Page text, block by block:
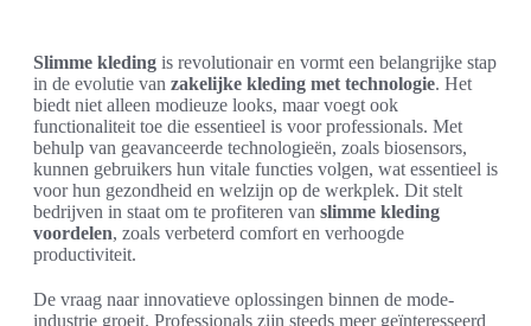
Slimme kleding is revolutionair en vormt een belangrijke stap
in de evolutie van zakelijke kleding met technologie. Het
biedt niet alleen modieuze looks, maar voegt ook
functionaliteit toe die essentieel is voor professionals. Met
behulp van geavanceerde technologieën, zoals biosensors,
kunnen gebruikers hun vitale functies volgen, wat essentieel is
voor hun gezondheid en welzijn op de werkplek. Dit stelt
bedrijven in staat om te profiteren van slimme kleding
voordelen, zoals verbeterd comfort en verhoogde
productiviteit.
De vraag naar innovatieve oplossingen binnen de mode-
industrie groeit. Professionals zijn steeds meer geïnteresseerd